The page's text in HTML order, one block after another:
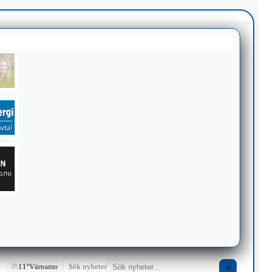
11°Värnamo Sök nyheter ⌕